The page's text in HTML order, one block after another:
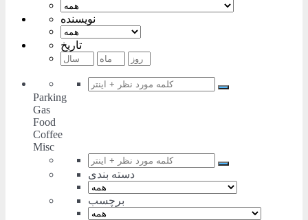
نویسنده
تاریخ
Parking
Gas
Food
Coffee
Misc
دسته بندی
برچسب